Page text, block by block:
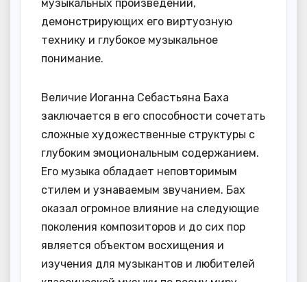
музыкальных произведений,
демонстрирующих его виртуозную
технику и глубокое музыкальное
понимание.
Величие Иоганна Себастьяна Баха
заключается в его способности сочетать
сложные художественные структуры с
глубоким эмоциональным содержанием.
Его музыка обладает неповторимым
стилем и узнаваемым звучанием. Бах
оказал огромное влияние на следующие
поколения композиторов и до сих пор
является объектом восхищения и
изучения для музыкантов и любителей